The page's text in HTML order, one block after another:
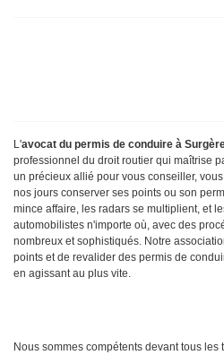
L'avocat du permis de conduire à
professionnel du droit routier qui maîtrise
un précieux allié pour vous conseiller,
nos jours conserver ses points ou son
mince affaire, les radars se multiplient, et
automobilistes n'importe où, avec des
nombreux et sophistiqués. Notre
points et de revalider des permis de
en agissant au plus vite.
Nous sommes compétents devant tous